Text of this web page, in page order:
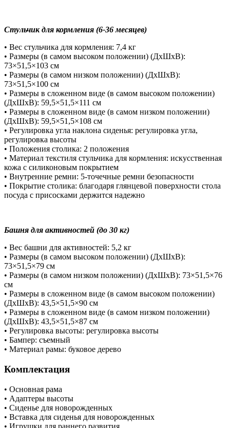
Стульчик для кормления (6-36 месяцев)
• Вес стульчика для кормления: 7,4 кг
• Размеры (в самом высоком положении) (ДхШхВ):
73×51,5×103 см
• Размеры (в самом низком положении) (ДхШхВ):
73×51,5×100 см
• Размеры в сложенном виде (в самом высоком положении)
(ДхШхВ): 59,5×51,5×111 см
• Размеры в сложенном виде (в самом низком положении)
(ДхШхВ): 59,5×51,5×108 см
• Регулировка угла наклона сиденья: регулировка угла,
регулировка высоты
• Положения столика: 2 положения
• Материал текстиля стульчика для кормления: искусственная
кожа с силиконовым покрытием
• Внутренние ремни: 5-точечные ремни безопасности
• Покрытие столика: благодаря глянцевой поверхности стола
посуда с присосками держится надежно
Башня для активностей (до 30 кг)
• Вес башни для активностей: 5,2 кг
• Размеры (в самом высоком положении) (ДхШхВ):
73×51,5×79 см
• Размеры (в самом низком положении) (ДхШхВ): 73×51,5×76
см
• Размеры в сложенном виде (в самом высоком положении)
(ДхШхВ): 43,5×51,5×90 см
• Размеры в сложенном виде (в самом низком положении)
(ДхШхВ): 43,5×51,5×87 см
• Регулировка высоты: регулировка высоты
• Бампер: съемный
• Материал рамы: буковое дерево
Комплектация
• Основная рама
• Адаптеры высоты
• Сиденье для новорожденных
• Вставка для сиденья для новорожденных
• Игрушки для раннего развития